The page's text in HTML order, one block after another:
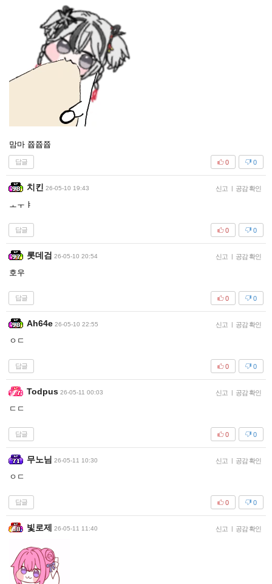
맘마 쯉쯉쯉
답글 0
0
치킨 26-05-10 19:43 신고 공감 확인
ㅗㅜㅑ
답글 0
0
롯데검 26-05-10 20:54 신고 공감 확인
호우
답글 0
0
Ah64e 26-05-10 22:55 신고 공감 확인
ㅇㄷ
답글 0
0
Todpus 26-05-11 00:03 신고 공감 확인
ㄷㄷ
답글 0
0
무노님 26-05-11 10:30 신고 공감 확인
ㅇㄷ
답글 0
0
빛로제 26-05-11 11:40 신고 공감 확인